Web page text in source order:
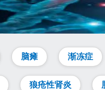
脑瘫 渐冻症
狼疮性肾炎